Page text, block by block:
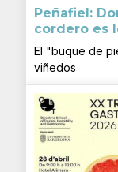
Peñafiel:
cordero es
El "buque de
viñedos